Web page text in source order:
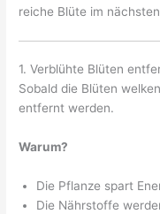
reiche Blüte im
1. Verblühte Blüten
Sobald die Blüten
entfernt werden.
Warum?
Die Pflanze spart
Die Nährstoffe